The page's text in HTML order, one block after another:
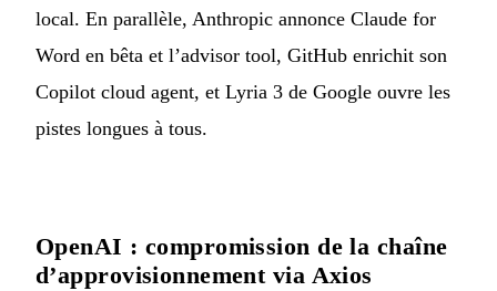
local. En parallèle, Anthropic annonce Claude for
Word en bêta et l’advisor tool, GitHub enrichit son
Copilot cloud agent, et Lyria 3 de Google ouvre les
pistes longues à tous.
OpenAI : compromission de la chaîne
d’approvisionnement via Axios